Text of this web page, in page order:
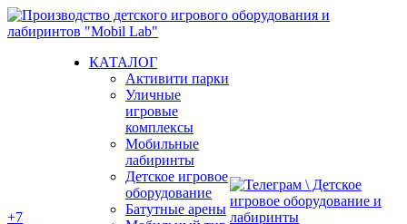
Перейти
к
+7
КАТАЛОГ
Активити парки
Уличные
игровые
комплексы
Мобильные
лабиринты
Детское игровое
оборудование
Батутные арены